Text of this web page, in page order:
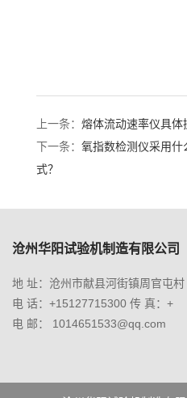
上一条： 熔体流动速率仪具体
下一条： 氧指数检测仪采用什
式？
沧州华阳试验机制造有限公司
地 址：沧州市献县河街镇周官屯村
电 话：+15127715300 传 真：+
电 邮： 1014651533@qq.com